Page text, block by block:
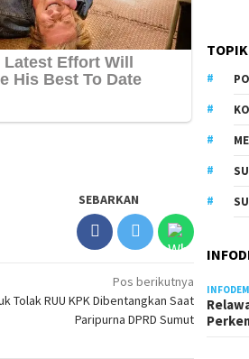
SEBARKAN
Pos berikutnya
Tolak RUU KPK Dibentangkan Saat
Paripurna DPRD Sumut